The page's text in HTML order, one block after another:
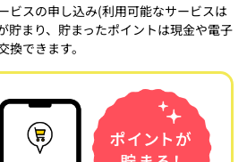
ビスの申し込み(利用可能なサービスは
貯まり、貯まったポイントは現金や電子
できます。